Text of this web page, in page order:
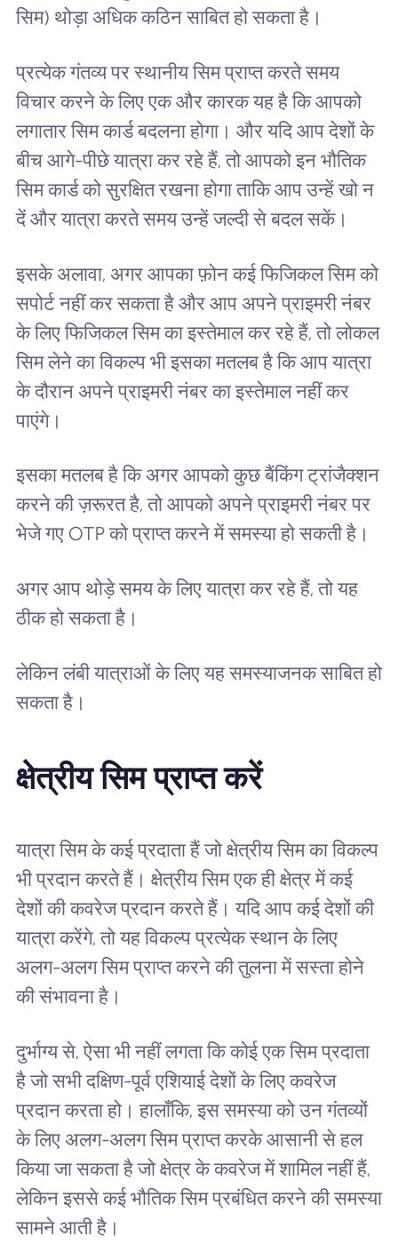
सिम) थोड़ा अधिक कठिन साबित हो सकता है।
प्रत्येक गंतव्य पर स्थानीय सिम प्राप्त करते समय
विचार करने के लिए एक और कारक यह है कि आपको
लगातार सिम कार्ड बदलना होगा। और यदि आप देशों के
बीच आगे-पीछे यात्रा कर रहे हैं, तो आपको इन भौतिक
सिम कार्ड को सुरक्षित रखना होगा ताकि आप उन्हें खो न
दें और यात्रा करते समय उन्हें जल्दी से बदल सकें।
इसके अलावा, अगर आपका फ़ोन कई फिजिकल सिम को
सपोर्ट नहीं कर सकता है और आप अपने प्राइमरी नंबर
के लिए फिजिकल सिम का इस्तेमाल कर रहे हैं, तो लोकल
सिम लेने का विकल्प भी इसका मतलब है कि आप यात्रा
के दौरान अपने प्राइमरी नंबर का इस्तेमाल नहीं कर
पाएंगे।
इसका मतलब है कि अगर आपको कुछ बैंकिंग ट्रांजैक्शन
करने की ज़रूरत है, तो आपको अपने प्राइमरी नंबर पर
भेजे गए OTP को प्राप्त करने में समस्या हो सकती है।
अगर आप थोड़े समय के लिए यात्रा कर रहे हैं, तो यह
ठीक हो सकता है।
लेकिन लंबी यात्राओं के लिए यह समस्याजनक साबित हो
सकता है।
क्षेत्रीय सिम प्राप्त करें
यात्रा सिम के कई प्रदाता हैं जो क्षेत्रीय सिम का विकल्प
भी प्रदान करते हैं। क्षेत्रीय सिम एक ही क्षेत्र में कई
देशों की कवरेज प्रदान करते हैं। यदि आप कई देशों की
यात्रा करेंगे, तो यह विकल्प प्रत्येक स्थान के लिए
अलग-अलग सिम प्राप्त करने की तुलना में सस्ता होने
की संभावना है।
दुर्भाग्य से, ऐसा भी नहीं लगता कि कोई एक सिम प्रदाता
है जो सभी दक्षिण-पूर्व एशियाई देशों के लिए कवरेज
प्रदान करता हो। हालाँकि, इस समस्या को उन गंतव्यों
के लिए अलग-अलग सिम प्राप्त करके आसानी से हल
किया जा सकता है जो क्षेत्र के कवरेज में शामिल नहीं हैं,
लेकिन इससे कई भौतिक सिम प्रबंधित करने की समस्या
सामने आती है।